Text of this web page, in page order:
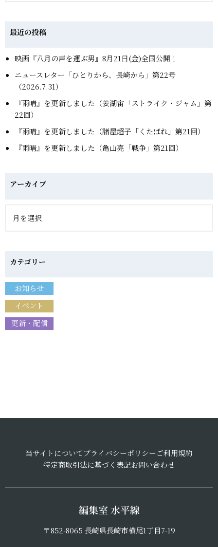
最近の投稿
映画『八月の声を運ぶ男』8月21日(金)全国公開！
ニュースレター「ひとりから、長崎から」第22号
（2026.7.31）
『雨晴』を更新しました（姜湖宙「ストライク・ジャム」第
22回）
『雨晴』を更新しました（諸屋超子「くたばれ」第21回）
『雨晴』を更新しました（亀山亮「戦争」第21回）
アーカイブ
カテゴリー
お知らせ
イベント
更新・配信
当サイトについてプライバシーポリシーご利用規約
特定商取引法に基づく表記お問い合わせ
編集室 水平線
〒852-8065 長崎県長崎市横尾1丁目7-19